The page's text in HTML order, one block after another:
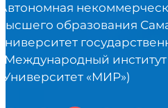
образования
«МИР»)